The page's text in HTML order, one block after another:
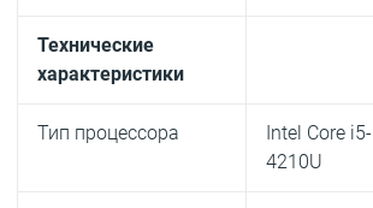
Технические
характеристики
Тип процессора
Intel Core i5-
4210U